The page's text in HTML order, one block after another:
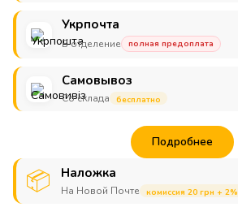
Укрпочта
В отделение полная предоплата
Самовывоз
Со склада бесплатно
Подробнее
📦 Наложка
На Новой Почте комиссия 20 грн + 2%